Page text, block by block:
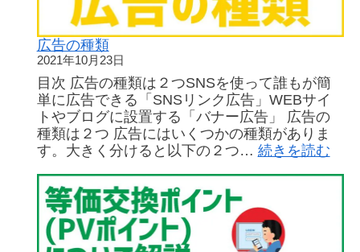
広告の種類
2021年10月23日
目次 広告の種類は２つSNSを使って誰もが簡
単に広告できる「SNSリンク広告」WEBサイ
トやブログに設置する「バナー広告」 広告の
種類は２つ 広告にはいくつかの種類がありま
す。大きく分けると以下の２つ… 続きを読む: